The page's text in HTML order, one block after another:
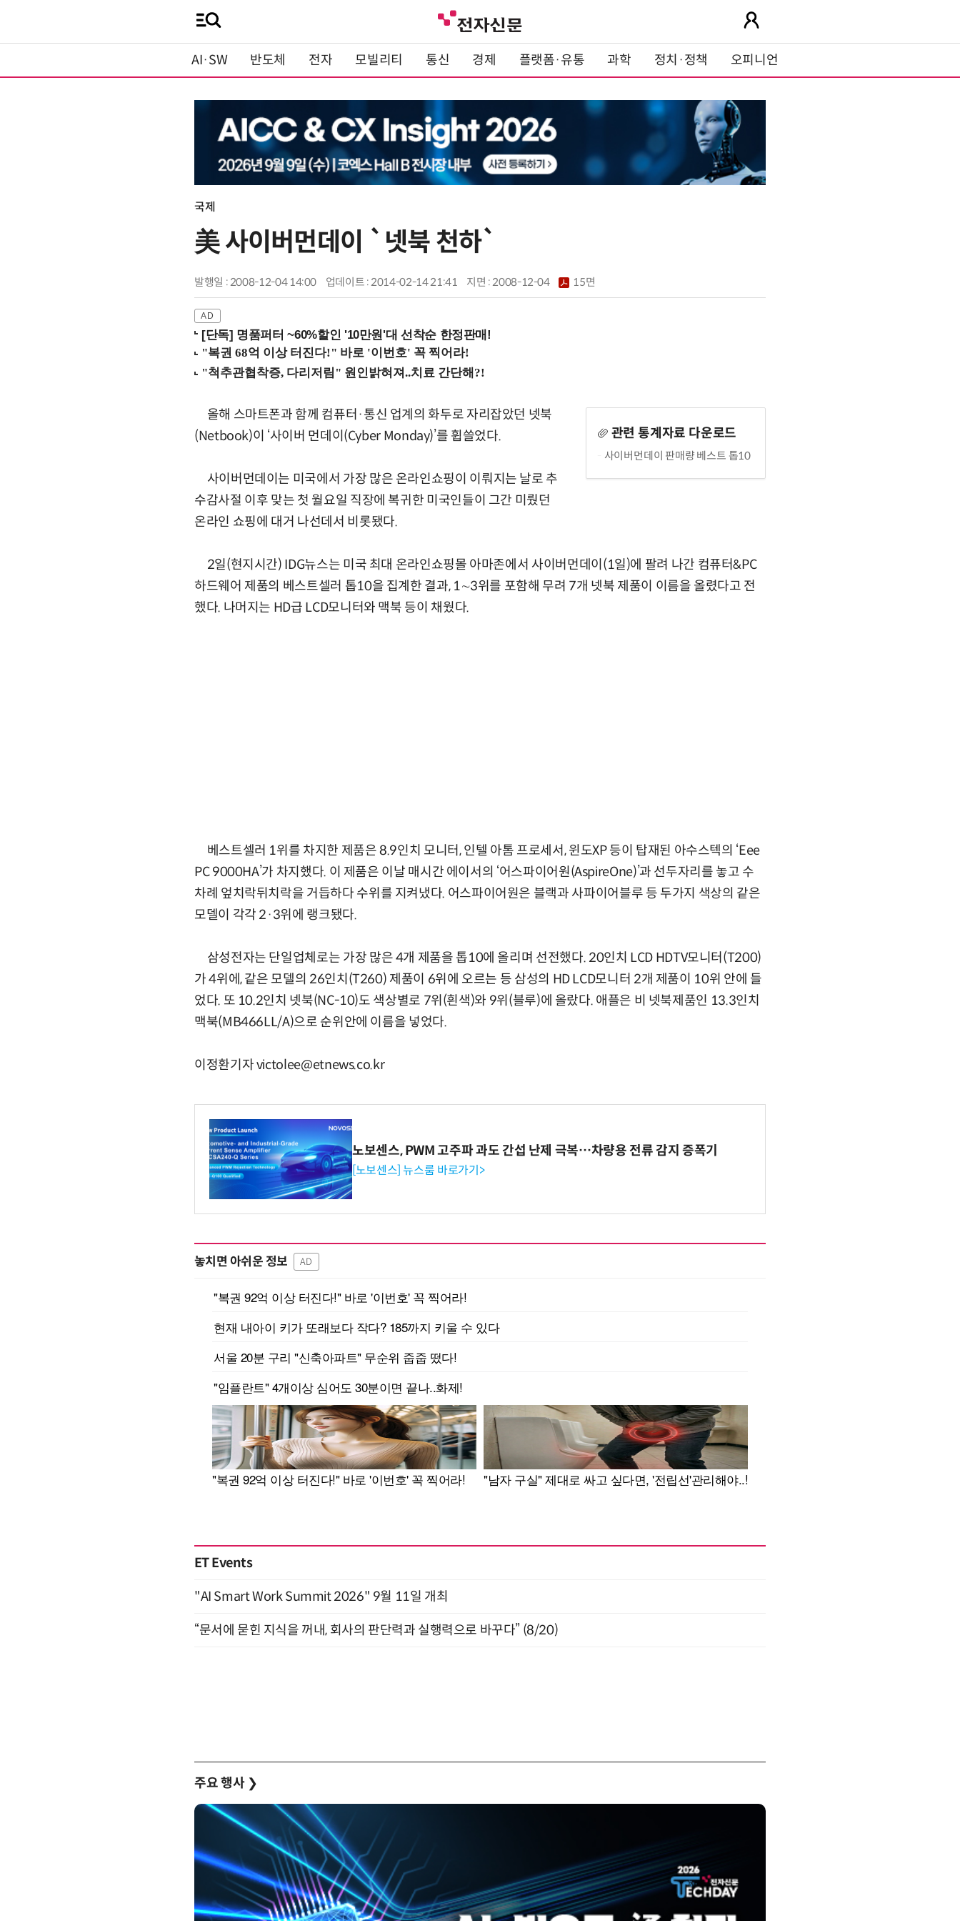
AI·SW 반도체 전자 모빌리티 통신 경제 플랫폼·유통 과학 정치·정책 오피니언
국제
美 사이버먼데이 `넷북 천하`
발행일 : 2008-12-04 14:00 업데이트 : 2014-02-14 21:41 지면 :2008-12-04 15면
[단독] 명품퍼터 ~60%할인 '10만원'대 선착순 한정판매!
관련 통계자료 다운로드
사이버먼데이 판매량 베스트 톱10
올해 스마트폰과 함께 컴퓨터·통신 업계의 화두로 자리잡았던 넷북
(Netbook)이 ‘사이버 먼데이(Cyber Monday)’를 휩쓸었다.
사이버먼데이는 미국에서 가장 많은 온라인쇼핑이 이뤄지는 날로 추
수감사절 이후 맞는 첫 월요일 직장에 복귀한 미국인들이 그간 미뤘던
온라인 쇼핑에 대거 나선데서 비롯됐다.
2일(현지시간) IDG뉴스는 미국 최대 온라인쇼핑몰 아마존에서 사이버먼데이(1일)에 팔려 나간 컴퓨터&PC
하드웨어 제품의 베스트셀러 톱10을 집계한 결과, 1∼3위를 포함해 무려 7개 넷북 제품이 이름을 올렸다고 전
했다. 나머지는 HD급 LCD모니터와 맥북 등이 채웠다.
베스트셀러 1위를 차지한 제품은 8.9인치 모니터, 인텔 아톰 프로세서, 윈도XP 등이 탑재된 아수스텍의 ‘Eee
PC 9000HA’가 차지했다. 이 제품은 이날 매시간 에이서의 ‘어스파이어원(AspireOne)’과 선두자리를 놓고 수
차례 엎치락뒤치락을 거듭하다 수위를 지켜냈다. 어스파이어원은 블랙과 사파이어블루 등 두가지 색상의 같은
모델이 각각 2·3위에 랭크됐다.
삼성전자는 단일업체로는 가장 많은 4개 제품을 톱10에 올리며 선전했다. 20인치 LCD HDTV모니터(T200)
가 4위에, 같은 모델의 26인치(T260) 제품이 6위에 오르는 등 삼성의 HD LCD모니터 2개 제품이 10위 안에 들
었다. 또 10.2인치 넷북(NC-10)도 색상별로 7위(흰색)와 9위(블루)에 올랐다. 애플은 비 넷북제품인 13.3인치
맥북(MB466LL/A)으로 순위안에 이름을 넣었다.
이정환기자 victolee@etnews.co.kr
노보센스, PWM 고주파 과도 간섭 난제 극복…차량용 전류 감지 증폭기
[노보센스] 뉴스룸 바로가기>
놓치면 아쉬운 정보 AD
ET Events
"AI Smart Work Summit 2026" 9월 11일 개최
“문서에 묻힌 지식을 꺼내, 회사의 판단력과 실행력으로 바꾸다” (8/20)
주요 행사 ❯